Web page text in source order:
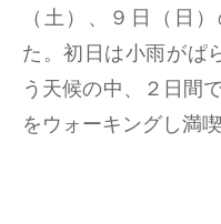
九州営業所
三木第二工場
（土）、９日（日
た。初日は小雨がぱ
う天候の中、２日間
をウォーキングし満喫